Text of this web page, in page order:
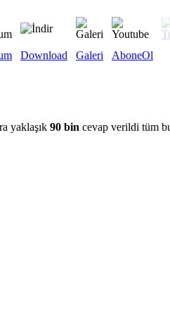
Download Galeri AboneOl
yaklaşık 90 bin cevap verildi tüm